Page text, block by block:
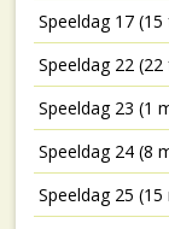
Speeldag 17
Speeldag 22
Speeldag 23 (1
Speeldag 24 (8
Speeldag 25